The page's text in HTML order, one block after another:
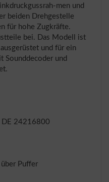
men und
beiden Drehgestelle
für hohe Zugkräfte.
bei. Das Modell ist
und für ein
Sounddecoder und
DE 24216800
Puffer